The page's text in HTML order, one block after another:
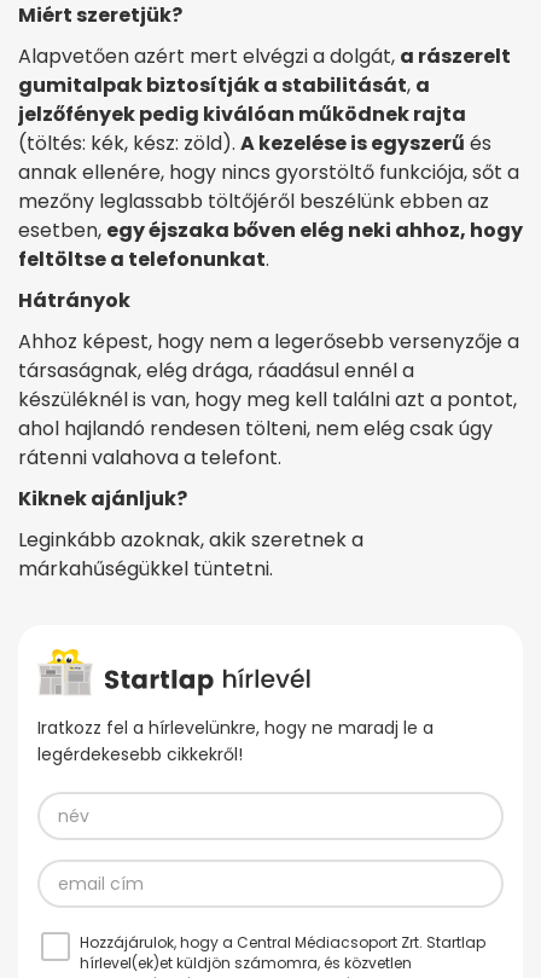
Miért szeretjük?
Alapvetően azért mert elvégzi a dolgát, a rászerelt
gumitalpak biztosítják a stabilitását, a
jelzőfények pedig kiválóan működnek rajta
(töltés: kék, kész: zöld). A kezelése is egyszerű és
annak ellenére, hogy nincs gyorstöltő funkciója, sőt a
mezőny leglassabb töltőjéről beszélünk ebben az
esetben, egy éjszaka bőven elég neki ahhoz, hogy
feltöltse a telefonunkat.
Hátrányok
Ahhoz képest, hogy nem a legerősebb versenyzője a
társaságnak, elég drága, ráadásul ennél a
készüléknél is van, hogy meg kell találni azt a pontot,
ahol hajlandó rendesen tölteni, nem elég csak úgy
rátenni valahova a telefont.
Kiknek ajánljuk?
Leginkább azoknak, akik szeretnek a
márkahűségükkel tüntetni.
Iratkozz fel a hírlevelünkre, hogy ne maradj le a
legérdekesebb cikkekről!
Hozzájárulok, hogy a Central Médiacsoport Zrt. Startlap
hírlevel(ek)et küldjön számomra, és közvetlen